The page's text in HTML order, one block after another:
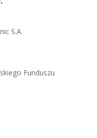
S.A.
Funduszu